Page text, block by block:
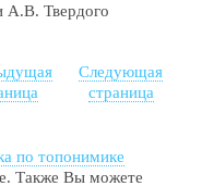
А.В. Твердого
Следующая
страница
по топонимике
Также Вы можете